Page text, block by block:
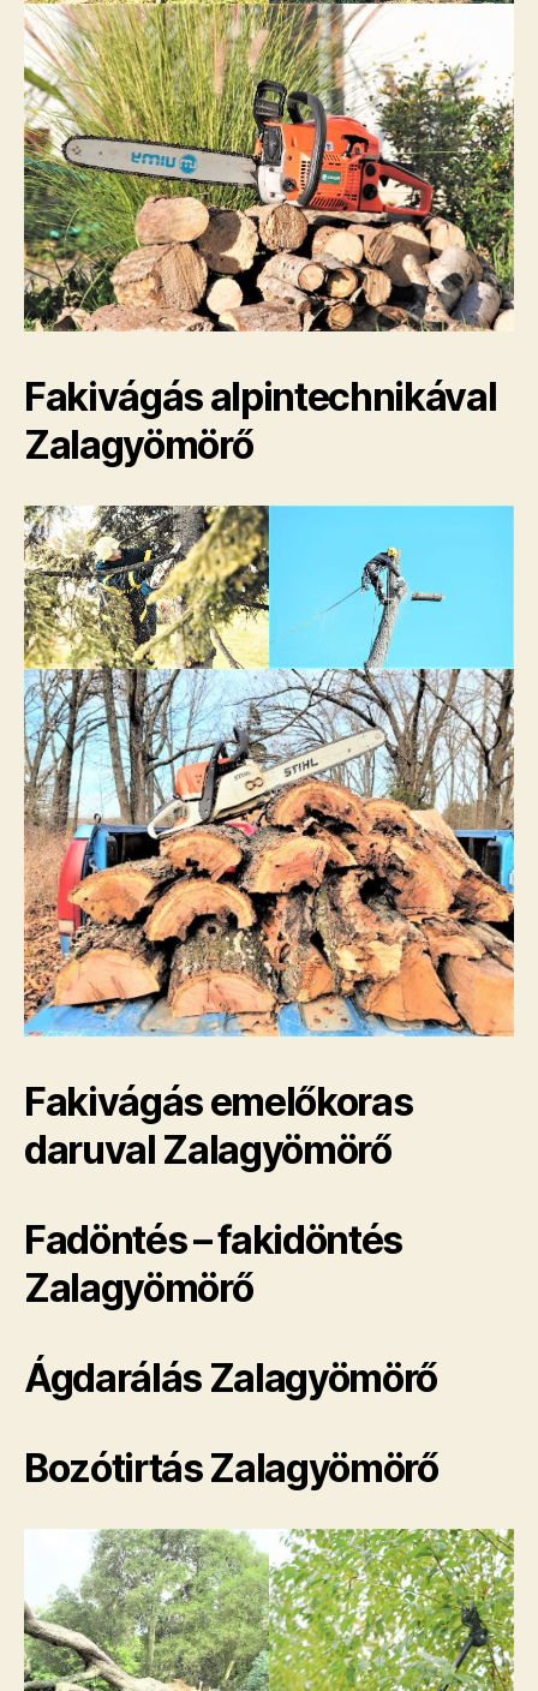
Fakivágás alpintechnikával
Zalagyömörő
Fakivágás emelőkoras
daruval Zalagyömörő
Fadöntés – fakidöntés
Zalagyömörő
Ágdarálás Zalagyömörő
Bozótirtás Zalagyömörő